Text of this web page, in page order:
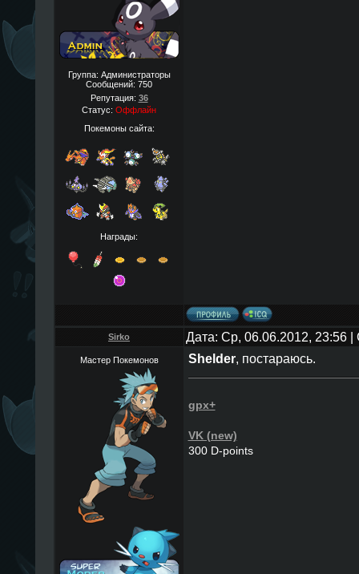
Группа: Администраторы
Сообщений: 750
Репутация: 36
Статус: Оффлайн
Покемоны сайта:
Награды:
Sirko Дата: Ср, 06.06.2012, 23:56
Мастер Покемонов Shelder, постараюсь.
gpx+
VK (new)
300 D-points